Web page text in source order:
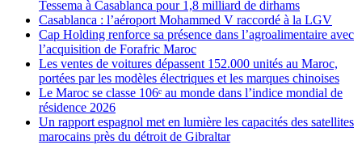
Tessema à Casablanca pour 1,8 milliard de dirhams
Casablanca : l’aéroport Mohammed V raccordé à la LGV
Cap Holding renforce sa présence dans l’agroalimentaire avec
l’acquisition de Forafric Maroc
Les ventes de voitures dépassent 152.000 unités au Maroc,
portées par les modèles électriques et les marques chinoises
Le Maroc se classe 106ᵉ au monde dans l’indice mondial de
résidence 2026
Un rapport espagnol met en lumière les capacités des satellites
marocains près du détroit de Gibraltar